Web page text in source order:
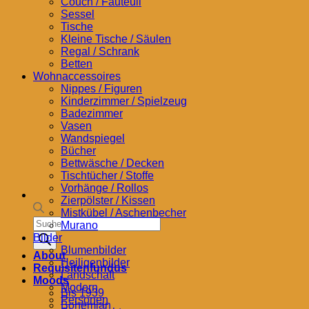
Products
search
About
Requisitenfundus
Moods
Bis 1939
Bohemian
Sessel
Tische
Kleine Tische / Säulen
Regal / Schrank
Betten
Wohnaccessoires
Nippes / Figuren
Kinderzimmer / Spielzeug
Badezimmer
Vasen
Wandspiegel
Bücher
Bettwäsche / Decken
Tischtücher / Stoffe
Vorhänge / Rollos
Zierpölster / Kissen
Mistkübel / Aschenbecher
Murano
Bilder
Blumenbilder
Heiligenbilder
Landschaft
Modern
Personen